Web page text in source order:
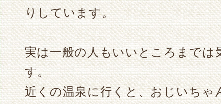
りしています。
実は一般の人もいいところまでは
す。
近くの温泉に行くと、おじいちゃ